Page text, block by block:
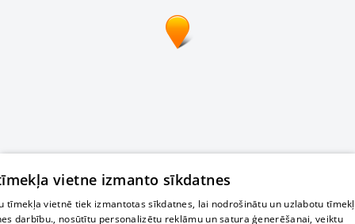
vietne izmanto sīkdatnes
tīmekļa vietnē tiek izmantotas sīkdatnes, lai nodrošinātu un uzlabotu
darbību., nosūtītu personalizētu reklāmu un satura ģenerēšanai, veiktu